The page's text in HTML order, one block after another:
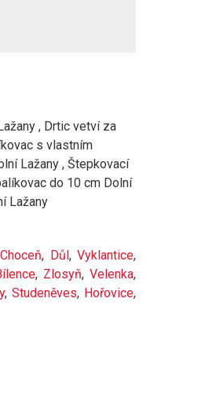
, Drtic vetví za
s vlastním
Lažany , Štepkovací
do 10 cm Dolní
Lažany
Choceň, Důl,Vyklantice,
, Zlosyň,Velenka,
,Studeněves, Hořovice,